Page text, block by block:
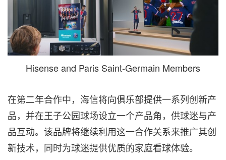
Hisense and Paris Saint-Germain Members
在第二年合作中，海信将向俱乐部提供一系列创新产
品，并在王子公园球场设立一个产品角，供球迷与产
品互动。该品牌将继续利用这一合作关系来推广其创
新技术，同时为球迷提供优质的家庭看球体验。